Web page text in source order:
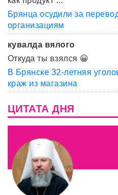
Брянца осудили за
организациям
кувалда вялого
Откуда ты взялся 😀
В Брянске 32-летняя
краж из магазина
ЦИТАТА ДНЯ